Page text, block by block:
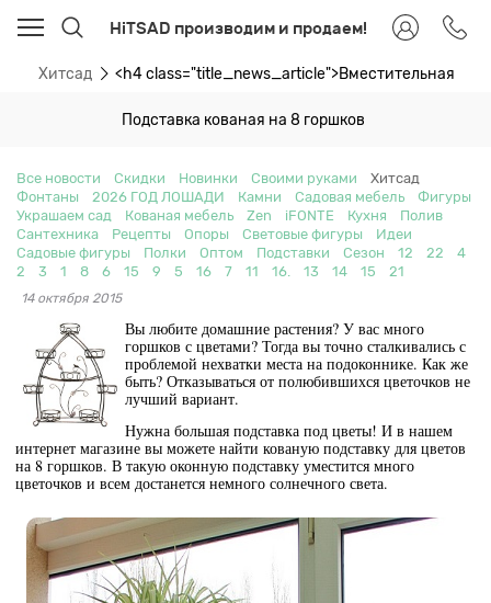
HiTSAD производим и продаем!
Хитсад <h4 class="title_news_article">Вместительная
Подставка кованая на 8 горшков
Все новости Скидки Новинки Своими руками
Хитсад
Фонтаны
2026 ГОД ЛОШАДИ Камни Садовая мебель
Фигуры
Украшаем сад
Кованая мебель Zen iFONTE Кухня
Полив
Сантехника
Рецепты Опоры Световые фигуры
Идеи
Садовые фигуры
Полки Оптом Подставки Сезон 12 22
4
2
3 1 8 6 15 9 5 16 7 11 16. 13 14 15 21
14 октября 2015
Вы любите домашние растения? У вас много
горшков с цветами? Тогда вы точно сталкивались с
проблемой нехватки места на подоконнике. Как же
быть? Отказываться от полюбившихся цветочков не
лучший вариант.
Нужна большая подставка под цветы! И в нашем
интернет магазине вы можете найти кованую подставку для цветов
на 8 горшков. В такую оконную подставку уместится много
цветочков и всем достанется немного солнечного света.